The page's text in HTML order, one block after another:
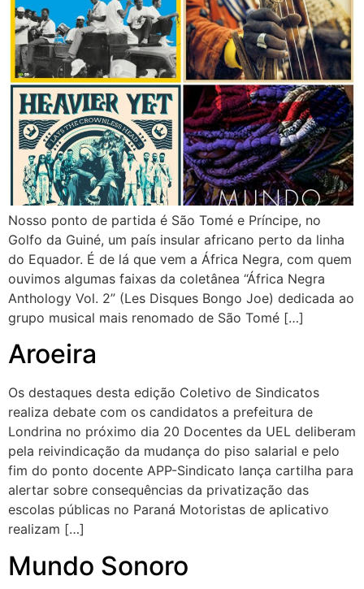
Nosso ponto de partida é São Tomé e Príncipe, no
Golfo da Guiné, um país insular africano perto da linha
do Equador. É de lá que vem a África Negra, com quem
ouvimos algumas faixas da coletânea “África Negra
Anthology Vol. 2” (Les Disques Bongo Joe) dedicada ao
grupo musical mais renomado de São Tomé […]
Aroeira
Os destaques desta edição Coletivo de Sindicatos
realiza debate com os candidatos a prefeitura de
Londrina no próximo dia 20 Docentes da UEL deliberam
pela reivindicação da mudança do piso salarial e pelo
fim do ponto docente APP-Sindicato lança cartilha para
alertar sobre consequências da privatização das
escolas públicas no Paraná Motoristas de aplicativo
realizam […]
Mundo Sonoro